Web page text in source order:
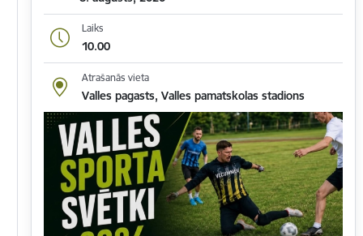
Laiks
10.00
Atrašanās vieta
Valles pagasts, Valles pamatskolas stadions